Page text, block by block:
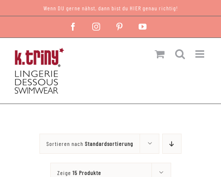
Inhalt
Wenn DU gerne nähst, dann bist du HIER genau richtig!
FacebookInstagramPinterest
Sortieren nach Standardsortierung
Zeige 15 Produkte